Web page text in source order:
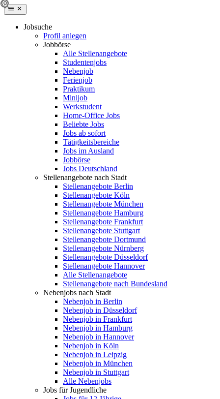
Jobsuche
Profil anlegen
Jobbörse
Alle Stellenangebote
Studentenjobs
Nebenjob
Ferienjob
Praktikum
Minijob
Werkstudent
Home-Office Jobs
Beliebte Jobs
Jobs ab sofort
Tätigkeitsbereiche
Jobs im Ausland
Jobbörse
Jobs Deutschland
Stellenangebote nach Stadt
Stellenangebote Berlin
Stellenangebote Köln
Stellenangebote München
Stellenangebote Hamburg
Stellenangebote Frankfurt
Stellenangebote Stuttgart
Stellenangebote Dortmund
Stellenangebote Nürnberg
Stellenangebote Düsseldorf
Stellenangebote Hannover
Alle Stellenangebote
Stellenangebote nach Bundesland
Nebenjobs nach Stadt
Nebenjob in Berlin
Nebenjob in Düsseldorf
Nebenjob in Frankfurt
Nebenjob in Hamburg
Nebenjob in Hannover
Nebenjob in Köln
Nebenjob in Leipzig
Nebenjob in München
Nebenjob in Stuttgart
Alle Nebenjobs
Jobs für Jugendliche